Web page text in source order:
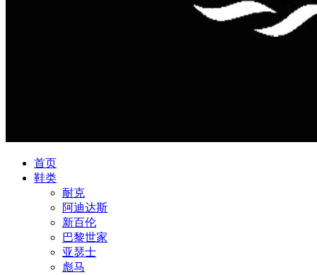
首页
鞋类
耐克
阿迪达斯
新百伦
巴黎世家
亚瑟士
彪马